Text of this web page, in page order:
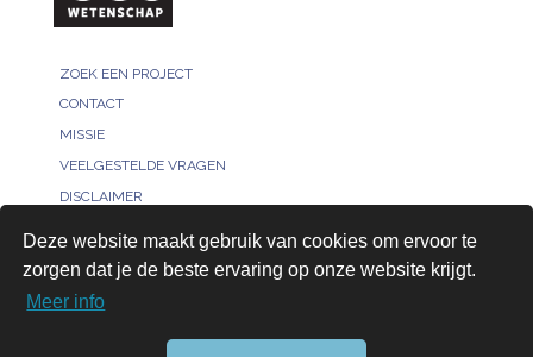
Deze website maakt gebruik van cookies om ervoor te
zorgen dat je de beste ervaring op onze website krijgt.
Meer info
ZOEK EEN PROJECT
CONTACT
MISSIE
VEELGESTELDE VRAGEN
DISCLAIMER